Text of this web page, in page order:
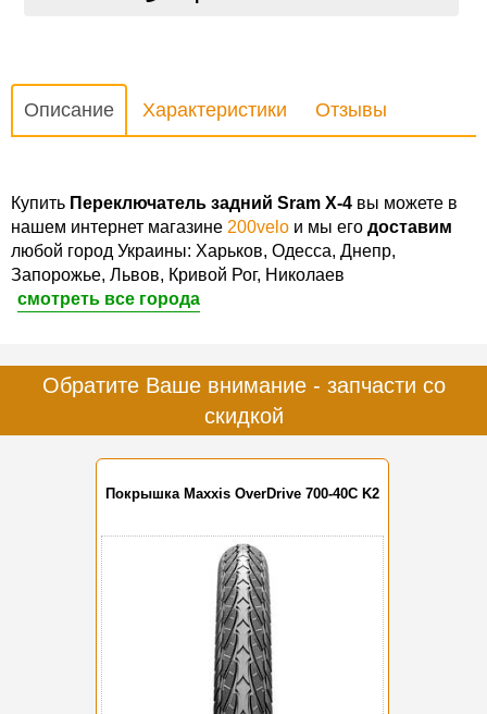
Описание Характеристики Отзывы
Купить Переключатель задний Sram X-4 вы можете в
нашем интернет магазине 200velo и мы его доставим
любой город Украины: Харьков, Одесса, Днепр,
Запорожье, Львов, Кривой Рог, Николаев
смотреть все города
Обратите Ваше внимание - запчасти со
скидкой
Покрышка Maxxis OverDrive 700-40C K2